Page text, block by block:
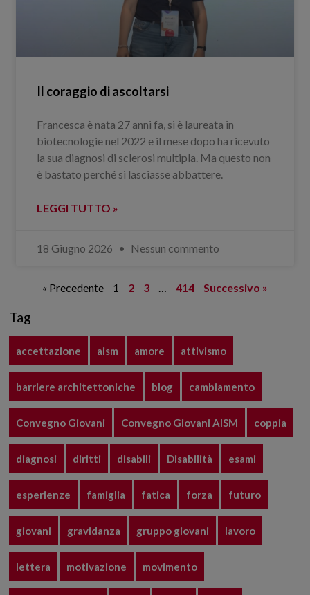
Il coraggio di ascoltarsi
Francesca è nata 27 anni fa, si è laureata in
biotecnologie nel 2022 e il mese dopo ha ricevuto
la sua diagnosi di sclerosi multipla. Ma questo non
è bastato perché si lasciasse abbattere.
LEGGI TUTTO »
18 Giugno 2026 Nessun commento
« Precedente 1 2 3 414 Successivo »
Tag
accettazione aism amore attivismo
barriere architettoniche blog cambiamento
Convegno Giovani Convegno Giovani AISM coppia
diagnosi diritti disabili Disabilità esami
esperienze famiglia fatica forza futuro
giovani gravidanza gruppo giovani lavoro
lettera motivazione movimento